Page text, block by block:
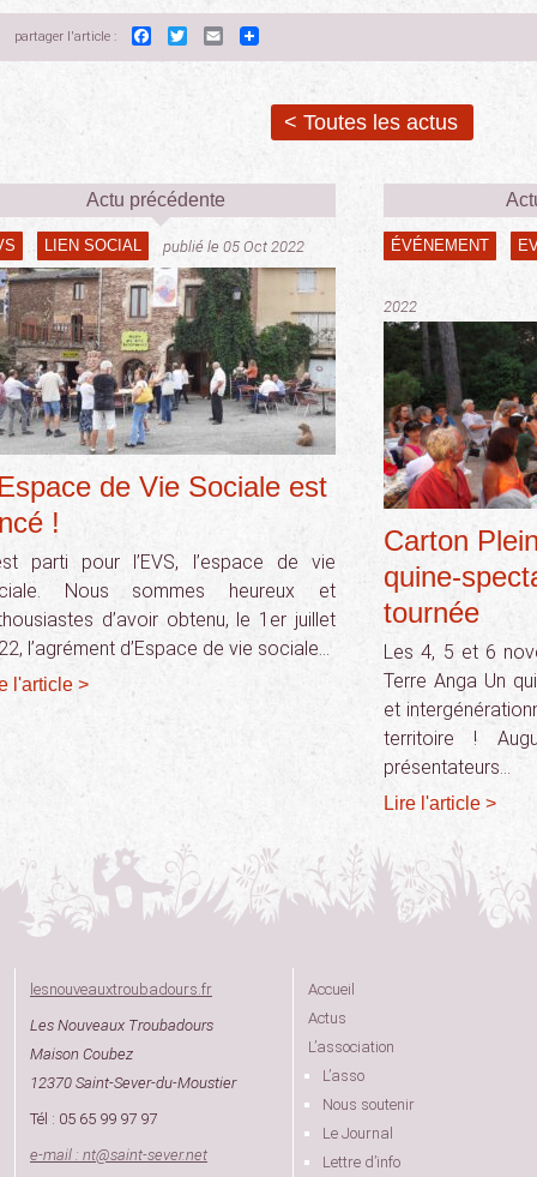
partager l'article : Facebook
TwitterEmail
< Toutes les actus
Actu précédente
LIEN SOCIAL publié le 05 Oct 2022
de Vie Sociale est
!
parti pour l’EVS, l’espace de vie
Nous sommes heureux et
d’avoir obtenu, le 1er juillet
l’agrément d’Espace de vie sociale…
l'article >
ÉVÉNEMENT
2022
Carton
quine-
tournée
Les 4, 5 et 6
Terre Anga Un
et
territoire !
présentateurs…
Lire l'article >
lesnouveauxtroubadours.fr
Les Nouveaux Troubadours
Maison Coubez
12370 Saint-Sever-du-Moustier
Tél : 05 65 99 97 97
e-mail : nt@saint-sever.net
Accueil
Actus
L’association
L’asso
Nous soutenir
Le Journal
Lettre d’info